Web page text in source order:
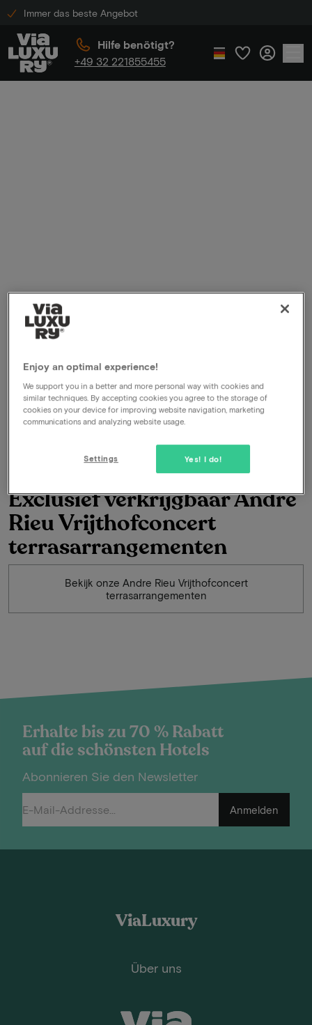
Immer das beste Angebot
Hilfe benötigt?
+49 32 221855455
nten
Exclusief verkrijgbaar Andre
Rieu Vrijthofconcert
terrasarrangementen
Bekijk onze Andre Rieu Vrijthofconcert
terrasarrangementen
Erhalte bis zu 70 % Rabatt
auf die schönsten Hotels
Abonnieren Sie den Newsletter
Anmelden
ViaLuxury
Über uns
Enjoy an optimal experience!
We support you in a better and more personal way with cookies and
similar techniques. By accepting cookies you agree to the storage of
cookies on your device for improving website navigation, marketing
communications and analyzing website usage.
Yes! I do!
Settings